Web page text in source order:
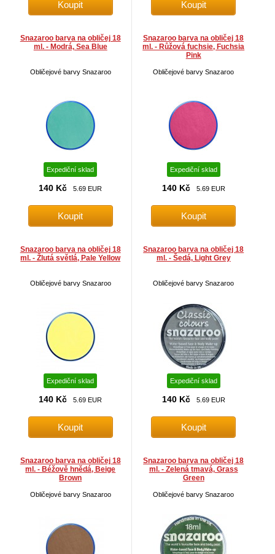
Snazaroo barva na obličej 18
ml. - Modrá, Sea Blue
Obličejové barvy Snazaroo
Expediční sklad
140 Kč 5.69 EUR
Snazaroo barva na obličej 18
ml. - Růžová fuchsie, Fuchsia
Pink
Obličejové barvy Snazaroo
Expediční sklad
140 Kč 5.69 EUR
Snazaroo barva na obličej 18
ml. - Žlutá světlá, Pale Yellow
Obličejové barvy Snazaroo
Expediční sklad
140 Kč 5.69 EUR
Snazaroo barva na obličej 18
ml. - Šedá, Light Grey
Obličejové barvy Snazaroo
Expediční sklad
140 Kč 5.69 EUR
Snazaroo barva na obličej 18
ml. - Béžově hnědá, Beige
Brown
Obličejové barvy Snazaroo
Snazaroo barva na obličej 18
ml. - Zelená tmavá, Grass
Green
Obličejové barvy Snazaroo